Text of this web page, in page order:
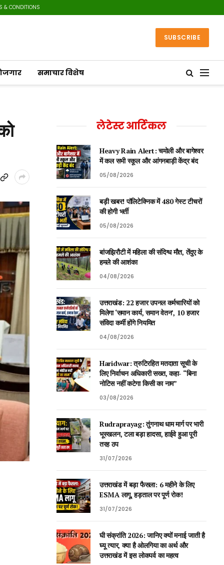
& CONDITIONS
SUBSCRIBE
समाचार विशेष
लेटेस्ट आर्टिकल
Heavy Rain Alert: चमोली और बागेश्वर
में कल सभी स्कूल और आंगनबाड़ी केंद्र बंद
05/08/2026
बड़ी खबर! पॉलिटेक्निक में 480 गेस्ट टीचरों
की होगी भर्ती
05/08/2026
बांजझिरौटी में महिला की संदिग्ध मौत, तेंदुए के
हमले की आशंका
04/08/2026
उत्तराखंड: 22 हजार उपनल कर्मचारियों को
मिलेगा ‘समान कार्य, समान वेतन’, 10 हजार
संविदा कर्मी होंगे नियमित
04/08/2026
Haridwar: त्रुटिरहित मतदाता सूची के
लिए निर्वाचन अधिकारी सख्त, कहा- “बिना
नोटिस नहीं कटेगा किसी का नाम”
03/08/2026
Rudraprayag: तुंगनाथ धाम मार्ग पर भारी
भूस्खलन, टला बड़ा हादसा, हाईवे हुआ पूरी
तरह ठप
31/07/2026
उत्तराखंड में बड़ा फैसला: 6 महीने के लिए
ESMA लागू, हड़ताल पर पूर्ण रोक!
31/07/2026
घी संक्रांति 2026: जानिए क्यों मनाई जाती है
घ्यू त्यार, क्या है ओलगिया का अर्थ और
उत्तराखंड में इस लोकपर्व का महत्व